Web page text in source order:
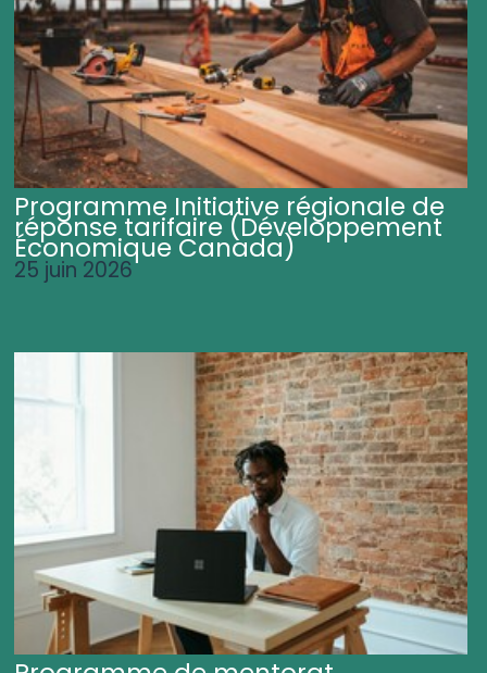
Programme Initiative régionale de
réponse tarifaire (Développement
Économique Canada)
25 juin 2026